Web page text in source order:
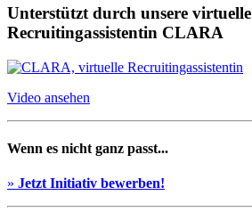
Unterstützt durch unsere virtuelle
Recruitingassistentin CLARA
Video ansehen
Wenn es nicht ganz passt...
» Jetzt Initiativ bewerben!